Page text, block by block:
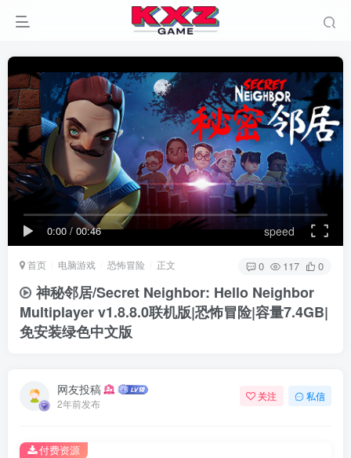
0:00 / 00:46 speed
首页 电脑游戏 恐怖冒险 正文 0 117 0
神秘邻居/Secret Neighbor: Hello Neighbor
Multiplayer v1.8.8.0联机版|恐怖冒险|容量7.4GB|
免安装绿色中文版
网友投稿
2年前发布
关注 私信
付费资源